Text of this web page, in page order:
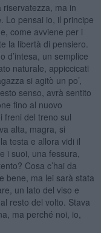
ma in
Lo pensai io, il principe
come avviene per i
la libertà di pensiero.
d’intesa, un semplice
naturale, appiccicati
si agitò un po’,
senso, avrà sentito
fino al nuovo
freni del treno sul
alta, magra, si
testa e allora vidi il
i suoi, una fessura,
Cosa c’hai da
bene, ma lei sarà stata
un lato del viso e
resto del volto. Stava
ma perché noi, io,